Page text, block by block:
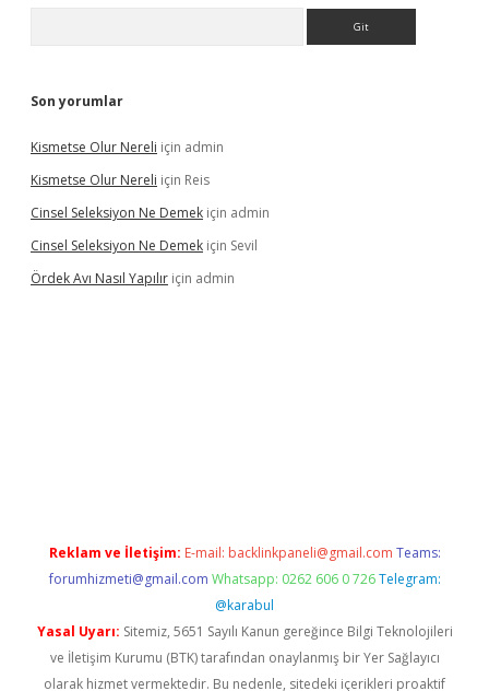
Son yorumlar
Kismetse Olur Nereli için admin
Kismetse Olur Nereli için Reis
Cinsel Seleksiyon Ne Demek için admin
Cinsel Seleksiyon Ne Demek için Sevil
Ördek Avı Nasıl Yapılır için admin
Reklam ve İletişim: E-mail: backlinkpaneli@gmail.com Teams:
forumhizmeti@gmail.com Whatsapp: 0262 606 0 726 Telegram:
@karabul
Yasal Uyarı: Sitemiz, 5651 Sayılı Kanun gereğince Bilgi Teknolojileri
ve İletişim Kurumu (BTK) tarafından onaylanmış bir Yer Sağlayıcı
olarak hizmet vermektedir. Bu nedenle, sitedeki içerikleri proaktif